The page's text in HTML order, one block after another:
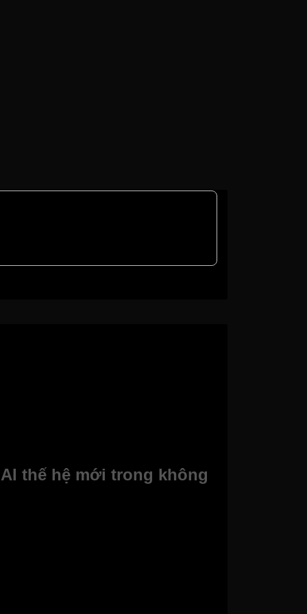
thế hệ mới trong không
viền giúp người xem tập trung hoàn toàn
tối giản.
Đây không chỉ là một thiết bị giải trí mà còn